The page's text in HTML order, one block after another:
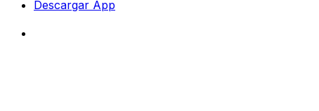
Descargar App